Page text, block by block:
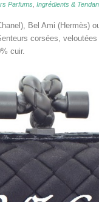
Parfums Ingrédients &
Bel Ami (Hermès)
corsées,
cuir.